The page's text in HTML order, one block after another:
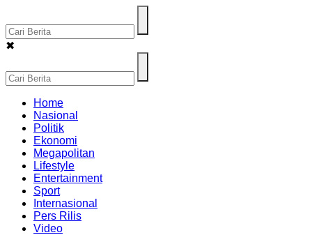
✖
Home
Nasional
Politik
Ekonomi
Megapolitan
Lifestyle
Entertainment
Sport
Internasional
Pers Rilis
Video